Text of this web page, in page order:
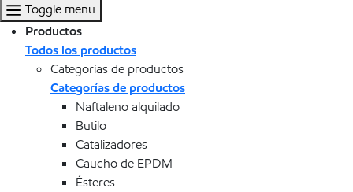
Toggle menu
Productos
Todos los productos
Categorías de productos
Categorías de productos
Naftaleno alquilado
Butilo
Catalizadores
Caucho de EPDM
Ésteres